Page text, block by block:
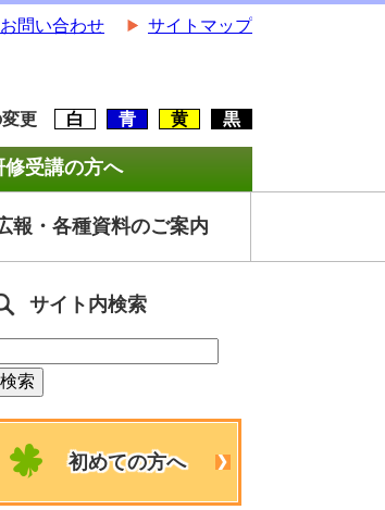
お問い合わせ サイトマップ
変更 白 青 黄 黒
修受講の方へ
報・各種資料のご案内
サイト内検索
初めての方へ